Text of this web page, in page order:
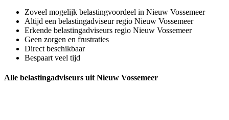
Zoveel mogelijk belastingvoordeel in Nieuw Vossemeer
Altijd een belastingadviseur regio Nieuw Vossemeer
Erkende belastingadviseurs regio Nieuw Vossemeer
Geen zorgen en frustraties
Direct beschikbaar
Bespaart veel tijd
Alle belastingadviseurs uit Nieuw Vossemeer